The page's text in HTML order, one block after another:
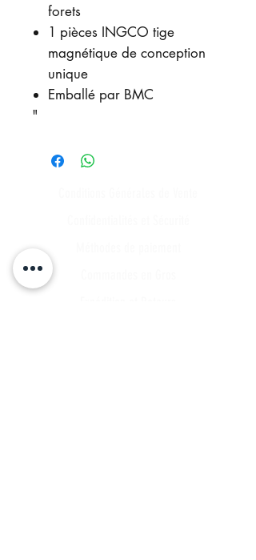
forets
1 pièces INGCO tige
magnétique de conception
unique
Emballé par BMC
"